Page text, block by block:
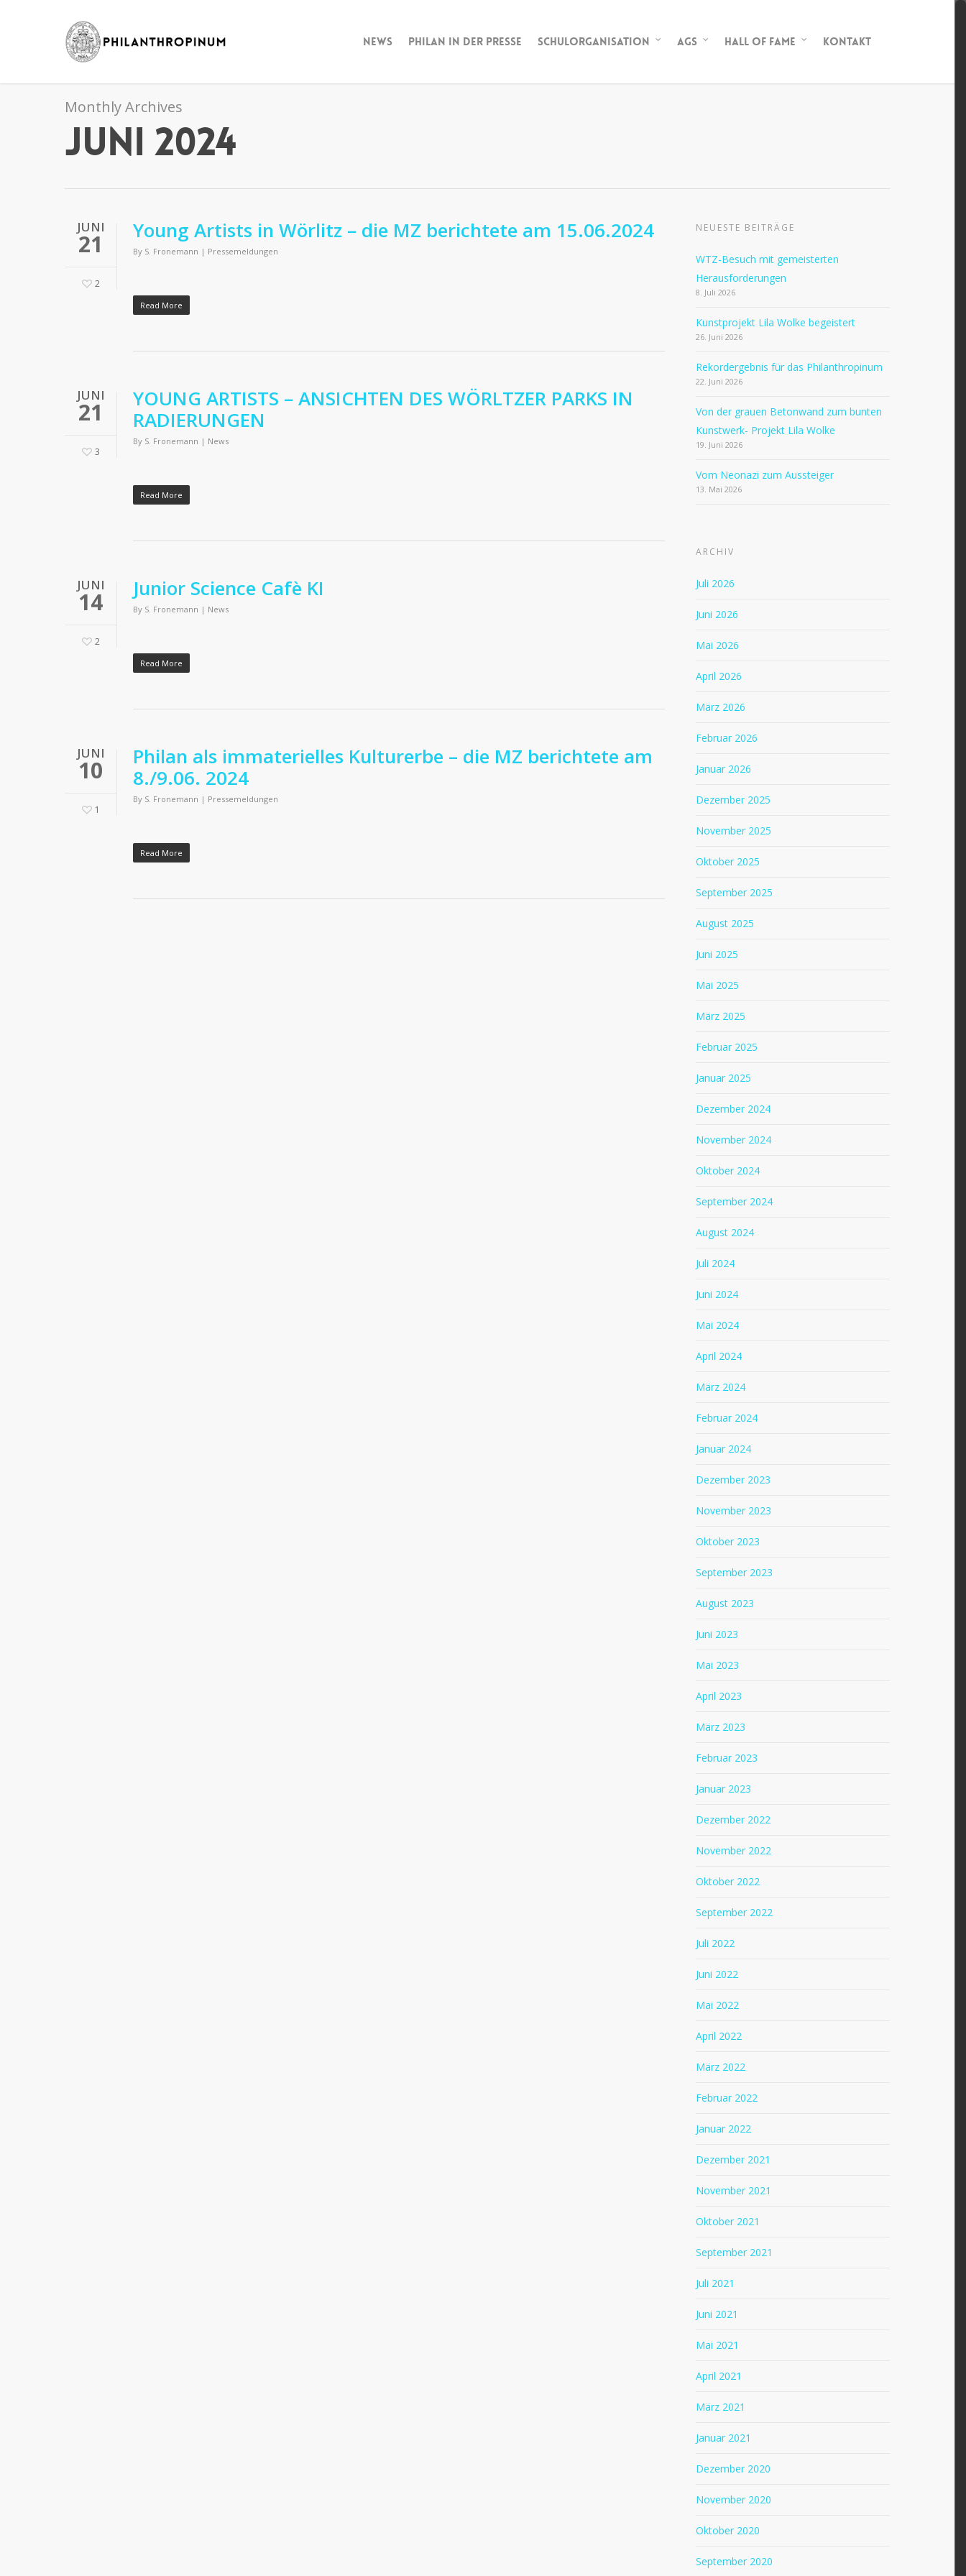
News Philan in der Presse Schulorganisation AGs Hall of Fame Kontakt
Monthly Archives
Juni 2024
JUNI
21
2
Young Artists in Wörlitz – die MZ berichtete am 15.06.2024
By S. Fronemann | Pressemeldungen
Read More
JUNI
21
3
YOUNG ARTISTS – ANSICHTEN DES WÖRLTZER PARKS IN
RADIERUNGEN
By S. Fronemann | News
Read More
JUNI
14
2
Junior Science Cafè KI
By S. Fronemann | News
Read More
JUNI
10
1
Philan als immaterielles Kulturerbe – die MZ berichtete am
8./9.06. 2024
By S. Fronemann | Pressemeldungen
Read More
NEUESTE BEITRÄGE
WTZ-Besuch mit gemeisterten
Herausforderungen
8. Juli 2026
Kunstprojekt Lila Wolke begeistert
26. Juni 2026
Rekordergebnis für das Philanthropinum
22. Juni 2026
Von der grauen Betonwand zum bunten
Kunstwerk- Projekt Lila Wolke
19. Juni 2026
Vom Neonazi zum Aussteiger
13. Mai 2026
ARCHIV
Juli 2026
Juni 2026
Mai 2026
April 2026
März 2026
Februar 2026
Januar 2026
Dezember 2025
November 2025
Oktober 2025
September 2025
August 2025
Juni 2025
Mai 2025
März 2025
Februar 2025
Januar 2025
Dezember 2024
November 2024
Oktober 2024
September 2024
August 2024
Juli 2024
Juni 2024
Mai 2024
April 2024
März 2024
Februar 2024
Januar 2024
Dezember 2023
November 2023
Oktober 2023
September 2023
August 2023
Juni 2023
Mai 2023
April 2023
März 2023
Februar 2023
Januar 2023
Dezember 2022
November 2022
Oktober 2022
September 2022
Juli 2022
Juni 2022
Mai 2022
April 2022
März 2022
Februar 2022
Januar 2022
Dezember 2021
November 2021
Oktober 2021
September 2021
Juli 2021
Juni 2021
Mai 2021
April 2021
März 2021
Januar 2021
Dezember 2020
November 2020
Oktober 2020
September 2020